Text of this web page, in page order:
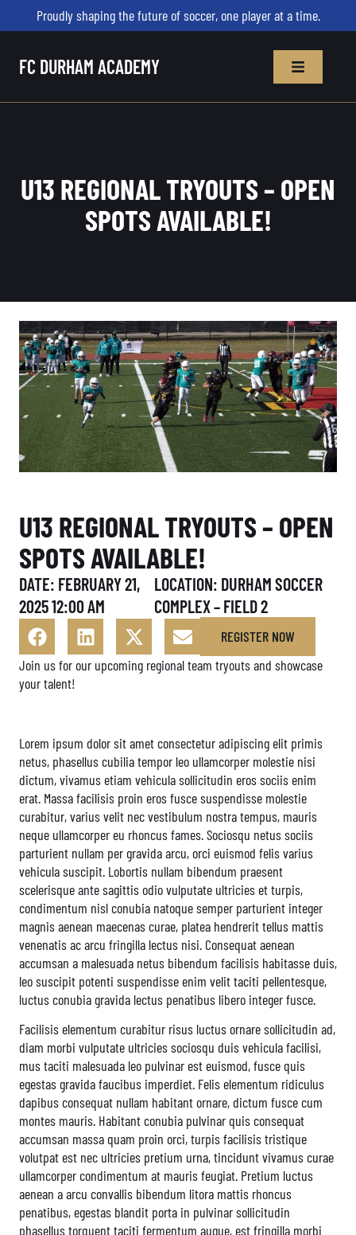
Proudly shaping the future of soccer, one player at a time.
FC DURHAM ACADEMY
U13 REGIONAL TRYOUTS – OPEN
SPOTS AVAILABLE!
U13 REGIONAL TRYOUTS – OPEN
SPOTS AVAILABLE!
DATE: FEBRUARY 21,
2025 12:00 AM
LOCATION: DURHAM SOCCER
COMPLEX – FIELD 2
REGISTER NOW
Join us for our upcoming regional team tryouts and showcase
your talent!
Lorem ipsum dolor sit amet consectetur adipiscing elit primis
netus, phasellus cubilia tempor leo ullamcorper molestie nisi
dictum, vivamus etiam vehicula sollicitudin eros sociis enim
erat. Massa facilisis proin eros fusce suspendisse molestie
curabitur, varius velit nec vestibulum nostra tempus, mauris
neque ullamcorper eu rhoncus fames. Sociosqu netus sociis
parturient nullam per gravida arcu, orci euismod felis varius
vehicula suscipit. Lobortis nullam bibendum praesent
scelerisque ante sagittis odio vulputate ultricies et turpis,
condimentum nisl conubia natoque semper parturient integer
magnis aenean maecenas curae, platea hendrerit tellus mattis
venenatis ac arcu fringilla lectus nisi. Consequat aenean
accumsan a malesuada netus bibendum facilisis habitasse duis,
leo suscipit potenti suspendisse enim velit taciti pellentesque,
luctus conubia gravida lectus penatibus libero integer fusce.
Facilisis elementum curabitur risus luctus ornare sollicitudin ad,
diam morbi vulputate ultricies sociosqu duis vehicula facilisi,
mus taciti malesuada leo pulvinar est euismod, fusce quis
egestas gravida faucibus imperdiet. Felis elementum ridiculus
dapibus consequat nullam habitant ornare, dictum fusce cum
montes mauris. Habitant conubia pulvinar quis consequat
accumsan massa quam proin orci, turpis facilisis tristique
volutpat est nec ultricies pretium urna, tincidunt vivamus curae
ullamcorper condimentum at mauris feugiat. Pretium luctus
aenean a arcu convallis bibendum litora mattis rhoncus
penatibus, egestas blandit porta in pulvinar sollicitudin
phasellus torquent taciti fermentum augue, est fringilla morbi